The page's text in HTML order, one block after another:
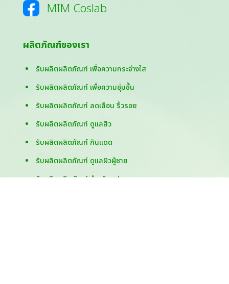
MIM Coslab
ผลิตภัณฑ์ของเรา
รับผลิตผลิตภัณฑ์ เพื่อความกระจ่างใส
รับผลิตผลิตภัณฑ์ เพื่อความชุ่มชื้น
รับผลิตผลิตภัณฑ์ ลดเลือน ริ้วรอย
รับผลิตผลิตภัณฑ์ ดูแลสิว
รับผลิตผลิตภัณฑ์ กันแดด
รับผลิตผลิตภัณฑ์ ดูแลผิวผู้ชาย
รับผลิตผลิตภัณฑ์ สำหรับสปา